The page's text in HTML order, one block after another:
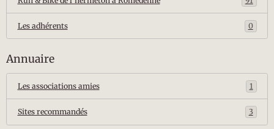
Les adhérents 0
Annuaire
Les associations amies 1
Sites recommandés 3